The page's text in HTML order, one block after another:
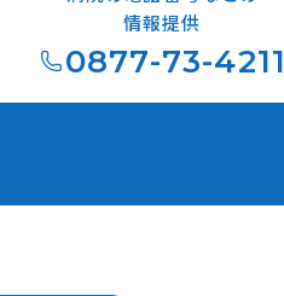
情報提供
0877-73-4211